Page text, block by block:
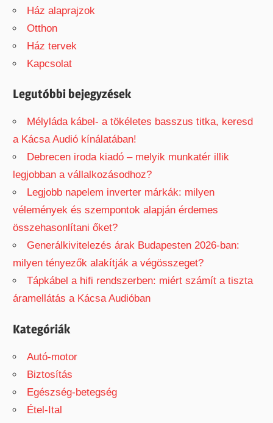
r
Ház alaprajzok
Otthon
Ház tervek
Kapcsolat
Legutóbbi bejegyzések
Mélyláda kábel- a tökéletes basszus titka, keresd
a Kácsa Audió kínálatában!
Debrecen iroda kiadó – melyik munkatér illik
legjobban a vállalkozásodhoz?
Legjobb napelem inverter márkák: milyen
vélemények és szempontok alapján érdemes
összehasonlítani őket?
Generálkivitelezés árak Budapesten 2026-ban:
milyen tényezők alakítják a végösszeget?
Tápkábel a hifi rendszerben: miért számít a tiszta
áramellátás a Kácsa Audióban
Kategóriák
Autó-motor
Biztosítás
Egészség-betegség
Étel-Ital